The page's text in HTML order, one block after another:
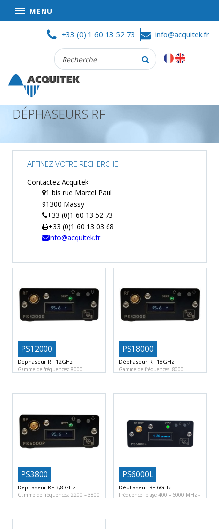
MENU
BONNES AFFAIRES
CONDITIONS GÉNÉRALES DE VENTES
CONFIDENTIALITÉ
PRODUITS
ACQUISITION
DE
DONNÉES
MESURE
MARQUES
ACTUALITÉS
SERVICE & SUPPORT
+33 (0) 1 60 13 52 73 info@acquitek.fr
Recherche
:
DÉPHASEURS RF
AFFINEZ VOTRE RECHERCHE
Contactez Acquitek
1 bis rue Marcel Paul
91300 Massy
+33 (0)1 60 13 52 73
+33 (0)1 60 13 03 68
info@acquitek.fr
PS12000
Déphaseur RF 12GHz
Gamme de fréquences: 8000 –
PS18000
Déphaseur RF 18GHz
Gamme de fréquences: 8000 –
PS3800
Déphaseur RF 3,8 GHz
Gamme de fréquences: 2200 – 3800
PS6000L
Déphaseur RF 6GHz
Fréquence: plage 400 – 6000 MHz